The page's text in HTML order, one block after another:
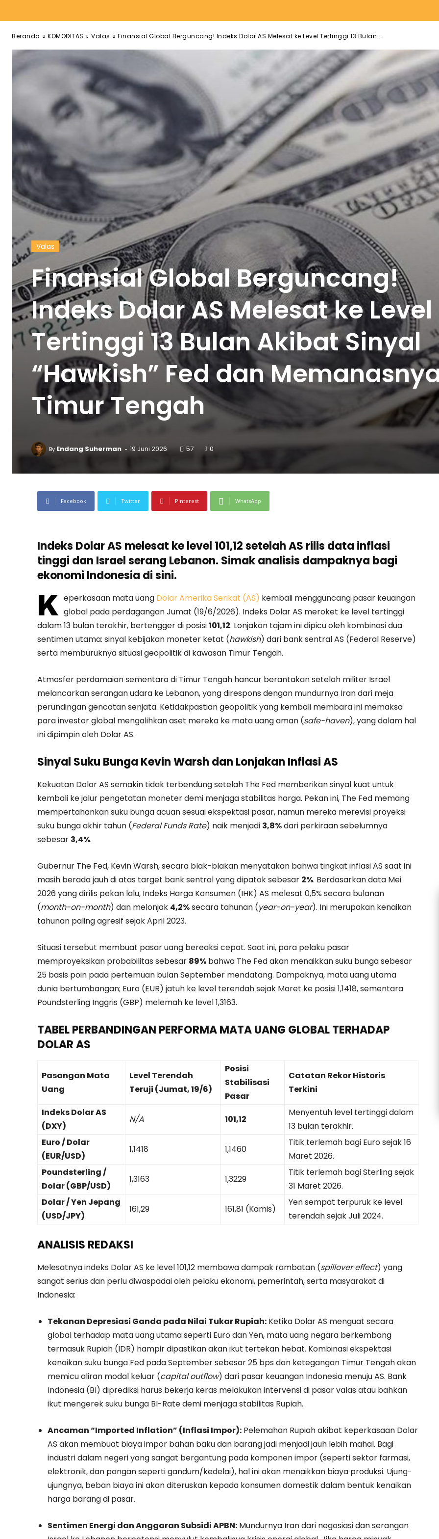
Beranda KOMODITAS Valas Finansial Global Berguncang! Indeks Dolar AS Melesat ke Level Tertinggi 13 Bulan...
Valas
Finansial Global Berguncang!
Indeks Dolar AS Melesat ke Level
Tertinggi 13 Bulan Akibat Sinyal
“Hawkish” Fed dan
Timur Tengah
By Endang Suherman - 19 Juni 2026 57 0
Facebook Twitter Pinterest WhatsApp
Indeks Dolar AS melesat ke level 101,12 setelah AS rilis data inflasi
tinggi dan Israel serang Lebanon. Simak analisis dampaknya bagi
ekonomi Indonesia di sini.
K eperkasaan mata uang Dolar Amerika Serikat (AS) kembali mengguncang pasar keuangan
global pada perdagangan Jumat (19/6/2026). Indeks Dolar AS meroket ke level tertinggi
dalam 13 bulan terakhir, bertengger di posisi101,12. Lonjakan tajam ini dipicu oleh kombinasi dua
sentimen utama: sinyal kebijakan moneter ketat (hawkish) dari bank sentral AS (Federal Reserve)
serta memburuknya situasi geopolitik di kawasan Timur Tengah.
Atmosfer perdamaian sementara di Timur Tengah hancur berantakan setelah militer Israel
melancarkan serangan udara ke Lebanon, yang direspons dengan mundurnya Iran dari meja
perundingan gencatan senjata. Ketidakpastian geopolitik yang kembali membara ini memaksa
para investor global mengalihkan aset mereka ke mata uang aman (safe-haven), yang dalam hal
ini dipimpin oleh Dolar AS.
Sinyal Suku Bunga Kevin Warsh dan Lonjakan Inflasi AS
Kekuatan Dolar AS semakin tidak terbendung setelah The Fed memberikan sinyal kuat untuk
kembali ke jalur pengetatan moneter demi menjaga stabilitas harga. Pekan ini, The Fed memang
mempertahankan suku bunga acuan sesuai ekspektasi pasar, namun mereka merevisi proyeksi
suku bunga akhir tahun (Federal Funds Rate) naik menjadi 3,8%dari perkiraan sebelumnya
sebesar 3,4%.
Gubernur The Fed, Kevin Warsh, secara blak-blakan menyatakan bahwa tingkat inflasi AS saat ini
masih berada jauh di atas target bank sentral yang dipatok sebesar 2%. Berdasarkan data Mei
2026 yang dirilis pekan lalu, Indeks Harga Konsumen (IHK) AS melesat 0,5% secara bulanan
(month-on-month) dan melonjak 4,2%secara tahunan (year-on-year). Ini merupakan kenaikan
tahunan paling agresif sejak April 2023.
Situasi tersebut membuat pasar uang bereaksi cepat. Saat ini, para pelaku pasar
memproyeksikan probabilitas sebesar 89% bahwa The Fed akan menaikkan suku bunga sebesar
25 basis poin pada pertemuan bulan September mendatang. Dampaknya, mata uang utama
dunia bertumbangan; Euro (EUR) jatuh ke level terendah sejak Maret ke posisi 1,1418, sementara
Poundsterling Inggris (GBP) melemah ke level 1,3163.
TABEL PERBANDINGAN PERFORMA MATA UANG GLOBAL TERHADAP
DOLAR AS
Pasangan Mata
Uang
Level Terendah
Teruji (Jumat, 19/6)
Posisi
Stabilisasi
Pasar
Catatan Rekor Historis
Terkini
Indeks Dolar AS
(DXY)
N/A 101,12
Menyentuh level tertinggi dalam
13 bulan terakhir.
Euro / Dolar
(EUR/USD)
1,1418 1,1460
Titik terlemah bagi Euro sejak 16
Maret 2026.
Poundsterling /
Dolar (GBP/USD)
1,3163 1,3229
Titik terlemah bagi Sterling sejak
31 Maret 2026.
Dolar / Yen Jepang
(USD/JPY)
161,29 161,81 (Kamis)
Yen sempat terpuruk ke level
terendah sejak Juli 2024.
ANALISIS REDAKSI
Melesatnya indeks Dolar AS ke level 101,12 membawa dampak rambatan (spillover effect) yang
sangat serius dan perlu diwaspadai oleh pelaku ekonomi, pemerintah, serta masyarakat di
Indonesia:
Tekanan Depresiasi Ganda pada Nilai Tukar Rupiah: Ketika Dolar AS menguat secara
global terhadap mata uang utama seperti Euro dan Yen, mata uang negara berkembang
termasuk Rupiah (IDR) hampir dipastikan akan ikut tertekan hebat. Kombinasi ekspektasi
kenaikan suku bunga Fed pada September sebesar 25 bps dan ketegangan Timur Tengah akan
memicu aliran modal keluar (capital outflow) dari pasar keuangan Indonesia menuju AS. Bank
Indonesia (BI) diprediksi harus bekerja keras melakukan intervensi di pasar valas atau bahkan
ikut mengerek suku bunga BI-Rate demi menjaga stabilitas Rupiah.
Ancaman “Imported Inflation” (Inflasi Impor): Pelemahan Rupiah akibat keperkasaan Dolar
AS akan membuat biaya impor bahan baku dan barang jadi menjadi jauh lebih mahal. Bagi
industri dalam negeri yang sangat bergantung pada komponen impor (seperti sektor farmasi,
elektronik, dan pangan seperti gandum/kedelai), hal ini akan menaikkan biaya produksi. Ujung-
ujungnya, beban biaya ini akan diteruskan kepada konsumen domestik dalam bentuk kenaikan
harga barang di pasar.
Sentimen Energi dan Anggaran Subsidi APBN: Mundurnya Iran dari negosiasi dan serangan